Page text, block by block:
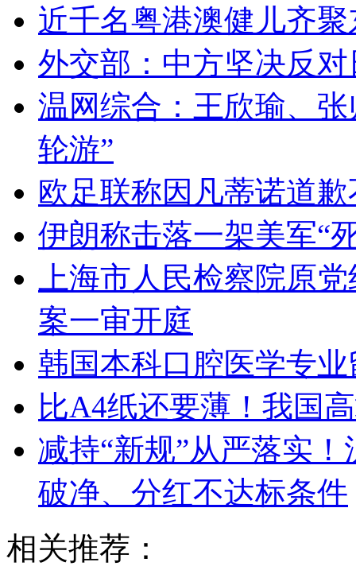
近千名粤港澳健儿齐
外交部：中方坚决反
温网综合：王欣瑜、
轮游”
欧足联称因凡蒂诺道
伊朗称击落一架美军“
上海市人民检察院原
案一审开庭
韩国本科口腔医学专
比A4纸还要薄！我国
减持“新规”从严落实
破净、分红不达标条件
相关推荐：